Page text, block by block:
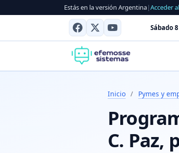
Estás en la versión Argentina|Acceder al
Sábado
Inicio / Pymes y
C. Paz,